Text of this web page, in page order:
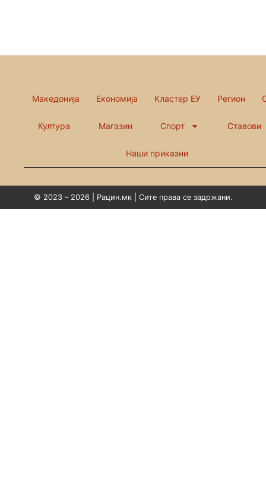
Македонија Економија Кластер ЕУ Регион
Култура Магазин Спорт Ставови
Наши приказни
© 2023 – 2026 | Рацин.мк | Сите права се задржани.